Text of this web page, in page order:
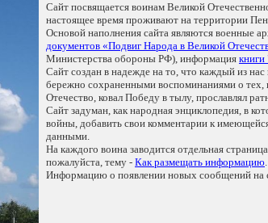
Сайт посвящается воинам Великой
настоящее время проживают на территории
Основой наполнения сайта являются военные
документов «Подвиг Народа в Великой
Министерства обороны РФ), информация книги
Сайт создан в надежде на то, что каждый из
бережно сохраненными воспоминаниями о тех,
Отечество, ковал Победу в тылу, прославлял
Сайт задуман, как народная энциклопедия, в
войны, добавить свои комментарии к
данными.
На каждого воина заводится отдельная
пожалуйста, тему - Как размещать информацию
Информацию о появлении новых сообщений на